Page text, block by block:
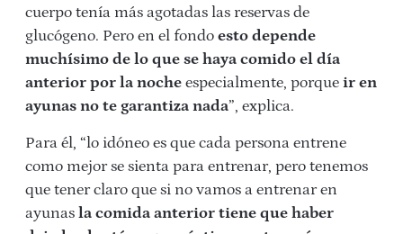
cuerpo tenía más agotadas las reservas de
glucógeno. Pero en el fondo esto depende
muchísimo de lo que se haya comido el día
anterior por la noche especialmente, porque ir en
ayunas no te garantiza nada”, explica.
Para él, “lo idóneo es que cada persona entrene
como mejor se sienta para entrenar, pero tenemos
que tener claro que si no vamos a entrenar en
ayunas la comida anterior tiene que haber